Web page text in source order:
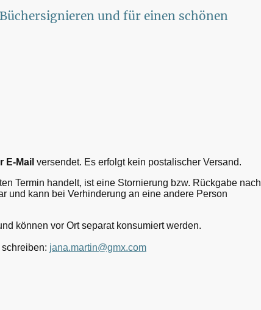
und für einen schönen
E-Mail versendet. Es erfolgt kein postalischer Versand.
Termin handelt, ist eine Stornierung bzw. Rückgabe nach
und kann bei Verhinderung an eine andere Person
können vor Ort separat konsumiert werden.
jana.martin@gmx.com